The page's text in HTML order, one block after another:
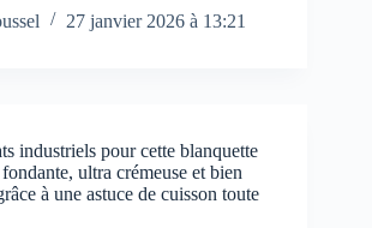
27 janvier 2026 à 13:21
industriels pour cette blanquette
ultra crémeuse et bien
à une astuce de cuisson toute